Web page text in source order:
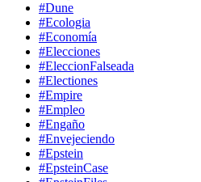
#Dune
#Ecologia
#Economía
#Elecciones
#EleccionFalseada
#Electiones
#Empire
#Empleo
#Engaño
#Envejeciendo
#Epstein
#EpsteinCase